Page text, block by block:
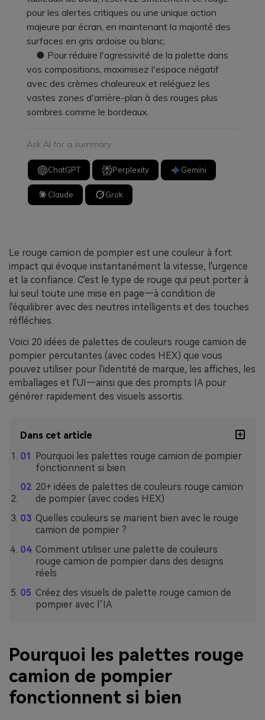
pour les alertes critiques ou une unique action
majeure par écran, en maintenant la majorité des
surfaces en gris ardoise ou blanc.
● Pour réduire l'agressivité de la palette dans
vos compositions, maximisez l'espace négatif
avec des crèmes chaleureux et reléguez les
vastes zones d'arrière-plan à des rouges plus
sombres comme le bordeaux.
Ask AI for a summary
ChatGPT Perplexity Gemini
Claude Grok
Le rouge camion de pompier est une couleur à fort
impact qui évoque instantanément la vitesse, l'urgence
et la confiance. C'est le type de rouge qui peut porter à
lui seul toute une mise en page—à condition de
l'équilibrer avec des neutres intelligents et des touches
réfléchies.
Voici 20 idées de palettes de couleurs rouge camion de
pompier percutantes (avec codes HEX) que vous
pouvez utiliser pour l'identité de marque, les affiches, les
emballages et l'UI—ainsi que des prompts IA pour
générer rapidement des visuels assortis.
Dans cet article
Pourquoi les palettes rouge camion de pompier
fonctionnent si bien
20+ idées de palettes de couleurs rouge camion
de pompier (avec codes HEX)
Quelles couleurs se marient bien avec le rouge
camion de pompier ?
Comment utiliser une palette de couleurs
rouge camion de pompier dans des designs
réels
Créez des visuels de palette rouge camion de
pompier avec l’IA
Pourquoi les palettes rouge
camion de pompier
fonctionnent si bien